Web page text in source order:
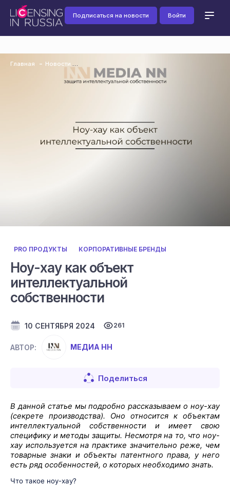
Подписаться на новости Войти
Главная Новости
PRO ПРОДУКТЫ КОРПОРАТИВНЫЕ БРЕНДЫ
Ноу-хау как объект
интеллектуальной
собственности
10 СЕНТЯБРЯ 2024 261
АВТОР: МЕДИА НН
Поделиться
В данной статье мы подробно рассказываем о ноу-хау
(секрете производства). Оно относится к объектам
интеллектуальной собственности и имеет свою
специфику и методы защиты. Несмотря на то, что ноу-
хау используется на практике значительно реже, чем
товарные знаки и объекты патентного права, у него
есть ряд особенностей, о которых необходимо знать.
Что такое ноу-хау?